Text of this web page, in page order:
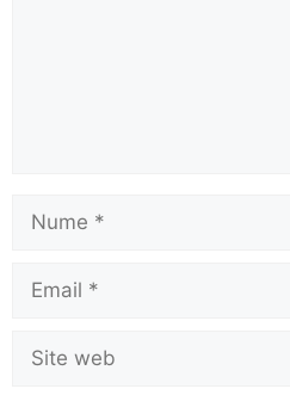
Nume
Email
Site
web